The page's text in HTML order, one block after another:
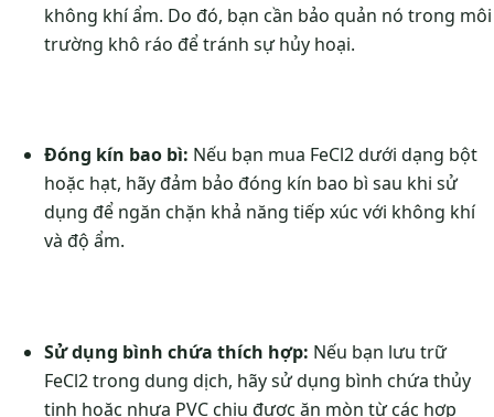
không khí ẩm. Do đó, bạn cần bảo quản nó trong môi
trường khô ráo để tránh sự hủy hoại.
Đóng kín bao bì: Nếu bạn mua FeCl2 dưới dạng bột
hoặc hạt, hãy đảm bảo đóng kín bao bì sau khi sử
dụng để ngăn chặn khả năng tiếp xúc với không khí
và độ ẩm.
Sử dụng bình chứa thích hợp: Nếu bạn lưu trữ
FeCl2 trong dung dịch, hãy sử dụng bình chứa thủy
tinh hoặc nhựa PVC chịu được ăn mòn từ các hợp